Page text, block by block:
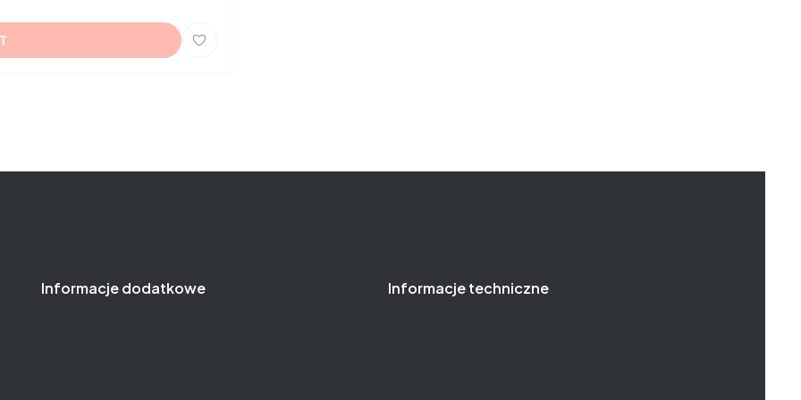
Informacje dodatkowe Informacje techniczne